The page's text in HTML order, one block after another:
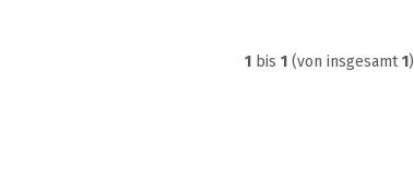
1 bis1 (von insgesamt1)